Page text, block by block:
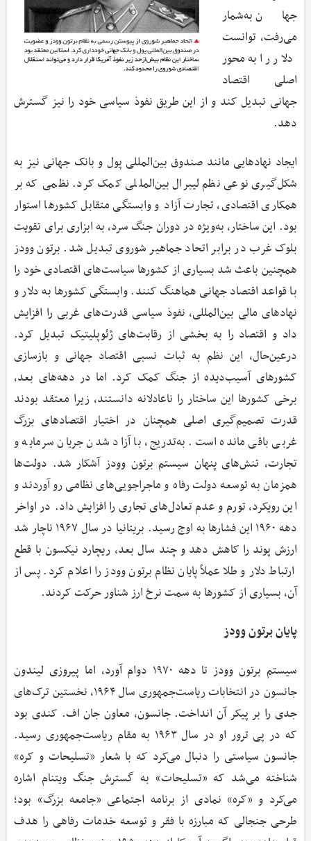
جهان به‌شمار
می‌رفت، توانست
دلار را به محور
اصلی اقتصاد
جهانی تبدیل کند و از این طریق نفوذ سیاسی خود را نیز گسترش
دهد.
ایجاد نهادهایی مانند صندوق بین‌المللی پول و بانک جهانی نیز به
شکل‌گیری نوعی نظم لیبرال بین‌المللی کمک کرد. نظمی که بر
همکاری اقتصادی، تجارت آزاد و وابستگی متقابل کشورها استوار
بود. این ساختار، به‌ویژه در دوران جنگ سرد، به ابزاری برای تقویت
بلوک غرب در برابر اتحاد جماهیر شوروی تبدیل شد. برتون وودز
همچنین باعث شد بسیاری از کشورها سیاست‌های اقتصادی خود را
با قواعد اقتصاد جهانی هماهنگ کنند. وابستگی کشورها به دلار و
نهادهای مالی بین‌المللی، نفوذ سیاسی قدرت‌های غربی را افزایش
داد و اقتصاد را به بخشی از رقابت‌های ژئوپلیتیک تبدیل کرد.
درعین‌حال، این نظم به ثبات نسبی اقتصاد جهانی و بازسازی
کشورهای آسیب‌دیده از جنگ کمک کرد. اما در دهه‌های بعد،
برخی کشورها این ساختار را ناعادلانه دانستند، زیرا معتقد بودند
قدرت تصمیم‌گیری اصلی همچنان در اختیار اقتصادهای بزرگ
غربی باقی مانده است. به‌تدریج، با آزاد شدن جریان سرمایه و
تجارت، تنش‌های پنهان سیستم برتون وودز آشکار شد. دولت‌ها
همزمان به توسعه دولت رفاه و ماجراجویی‌های نظامی رو آوردند و
این رویکرد، تورم و عدم تعادل‌های تجاری را افزایش داد. در اواخر
دهه ۱۹۶۰ این فشارها به اوج رسید. بریتانیا در سال ۱۹۶۷ ناچار شد
ارزش پوند را کاهش دهد و چند سال بعد، ریچارد نیکسون با قطع
ارتباط دلار و طلا عملاً پایان نظام برتون وودز را اعلام کرد. پس از
آن، بسیاری از کشورها به سمت نرخ ارز شناور حرکت کردند.
پایان برتون وودز
سیستم برتون وودز تا دهه ۱۹۷۰ دوام آورد، اما پیروزی لیندون
جانسون در انتخابات ریاست‌جمهوری سال ۱۹۶۴، نخستین ترک‌های
جدی را بر پیکر آن انداخت. جانسون، معاون جان اف. کندی بود
که در پی ترور او در سال ۱۹۶۳ به مقام ریاست‌جمهوری رسید.
جانسون سیاستی را دنبال می‌کرد که با شعار «تسلیحات و کره»
شناخته می‌شد که «تسلیحات» به گسترش جنگ ویتنام اشاره
می‌کرد و «کره» نمادی از برنامه اجتماعی «جامعه بزرگ» بود؛
طرحی جنجالی که مبارزه با فقر و توسعه خدمات رفاهی را هدف